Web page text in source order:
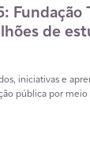
Fundação
de
iniciativas e
pública por meio